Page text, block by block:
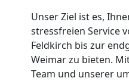
Unser Ziel ist es,
stressfreien Service
Feldkirch bis zur
Weimar zu bieten.
Team und unserer